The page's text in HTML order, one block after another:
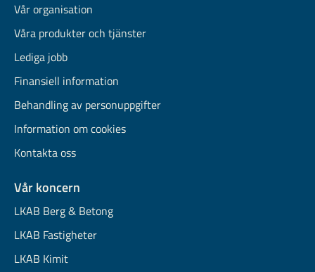
Vår organisation
Våra produkter och tjänster
Lediga jobb
Finansiell information
Behandling av personuppgifter
Information om cookies
Kontakta oss
Vår koncern
LKAB Berg & Betong
LKAB Fastigheter
LKAB Kimit